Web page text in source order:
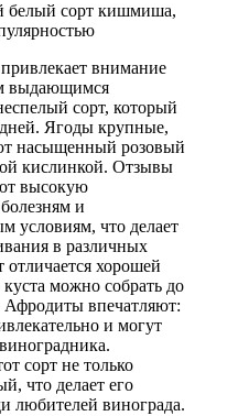
белый сорт кишмиша,
внимание
выдающимся
сорт, который
дней. Ягоды крупные,
насыщенный розовый
кислинкой. Отзывы
высокую
и
условиям, что делает
в различных
отличается хорошей
можно собрать до
Афродиты впечатляют:
и могут
сорт не только
что делает его
любителей винограда.